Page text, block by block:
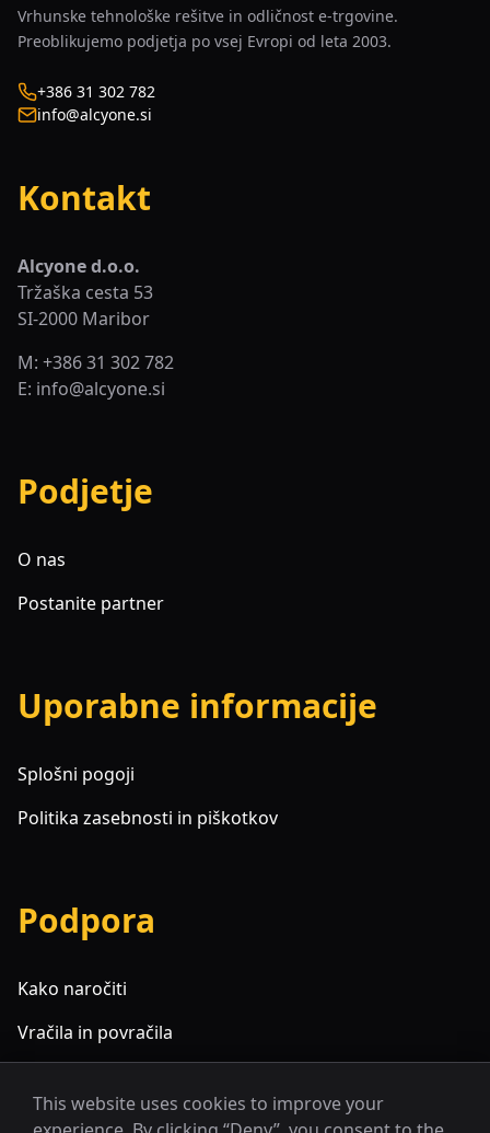
Vrhunske tehnološke rešitve in odličnost e-trgovine.
Preoblikujemo podjetja po vsej Evropi od leta 2003.
+386 31 302 782
info@alcyone.si
Kontakt
Alcyone d.o.o.
Tržaška cesta 53
SI-2000 Maribor
M: +386 31 302 782
E: info@alcyone.si
Podjetje
O nas
Postanite partner
Uporabne informacije
Splošni pogoji
Politika zasebnosti in piškotkov
Podpora
Kako naročiti
Vračila in povračila
This website uses cookies to improve your